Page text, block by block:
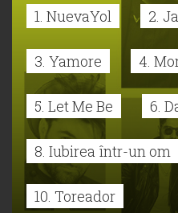
1. NuevaYol 2.
3. Yamore 4.
5. Let Me Be 6.
8. Iubirea într-un om
10. Toreador